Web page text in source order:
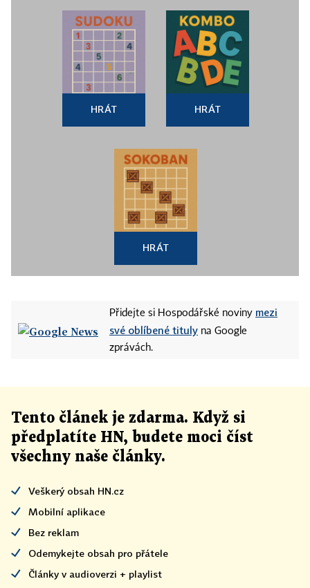
HRÁT HRÁT
HRÁT
Přidejte si Hospodářské noviny mezi
své oblíbené tituly na Google
zprávách.
Tento článek je zdarma. Když si
předplatíte HN, budete moci číst
všechny naše články.
Veškerý obsah HN.cz
Mobilní aplikace
Bez reklam
Odemykejte obsah pro přátele
Články v audioverzi + playlist